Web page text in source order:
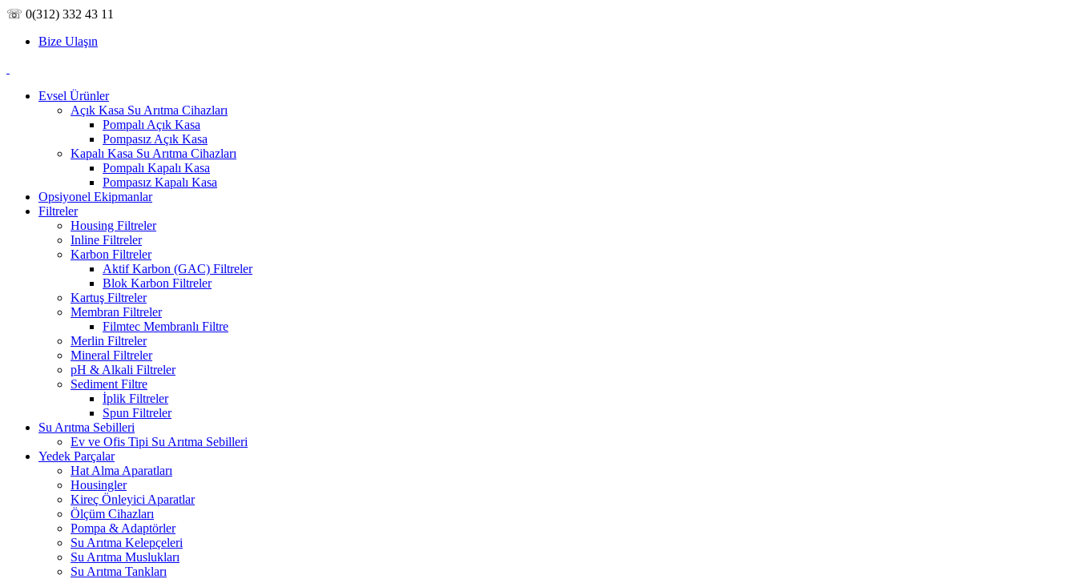
☏ 0(312) 332 43 11
Bize Ulaşın
Evsel Ürünler
Açık Kasa Su Arıtma Cihazları
Pompalı Açık Kasa
Pompasız Açık Kasa
Kapalı Kasa Su Arıtma Cihazları
Pompalı Kapalı Kasa
Pompasız Kapalı Kasa
Opsiyonel Ekipmanlar
Filtreler
Housing Filtreler
Inline Filtreler
Karbon Filtreler
Aktif Karbon (GAC) Filtreler
Blok Karbon Filtreler
Kartuş Filtreler
Membran Filtreler
Filmtec Membranlı Filtre
Merlin Filtreler
Mineral Filtreler
pH & Alkali Filtreler
Sediment Filtre
İplik Filtreler
Spun Filtreler
Su Arıtma Sebilleri
Ev ve Ofis Tipi Su Arıtma Sebilleri
Yedek Parçalar
Hat Alma Aparatları
Housingler
Kireç Önleyici Aparatlar
Ölçüm Cihazları
Pompa & Adaptörler
Su Arıtma Kelepçeleri
Su Arıtma Muslukları
Su Arıtma Tankları